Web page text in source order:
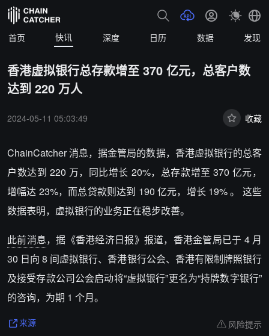
首页 快讯 深度 日历 数据 发现
香港虚拟银行总存款增至 370 亿元，总客户数
达到 220 万人
2024-05-11 05:03:49 收藏
ChainCatcher 消息，据金管局的数据，香港虚拟银行的总客
户数达到 220 万，同比增长 20%，总存款增至 370 亿元，
增幅达 23%，而总贷款则达到 190 亿元，增长 19% 。 这些
数据表明，虚拟银行的业务正在稳步改善。
此前消息，据《香港经济日报》报道，香港金管局已于 4 月
30 日向 8 间虚拟银行、香港银行公会、香港有限制牌照银行
及接受存款公司公会启动将“虚拟银行”更名为“持牌数字银行”
的咨询，为期 1 个月。
来源 风险提示